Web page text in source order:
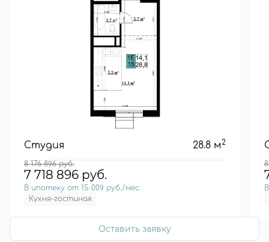
Студия 28.8 м2
8 176 896руб.
7 718 896 руб.
В ипотеку от 15 009 руб./мес.
Кухня-гостиная
Оставить заявку